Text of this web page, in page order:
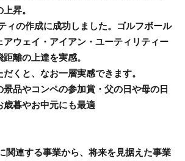
昇。
ィの作成に成功しました。ゴルフボール
アウェイ・アイアン・ユーティリティー
離の上達を実感。
くと、なお一層実感できます。
景品やコンペの参加賞・父の日や母の日
歳暮やお中元にも最適
関連する事業から、将来を見据えた事業